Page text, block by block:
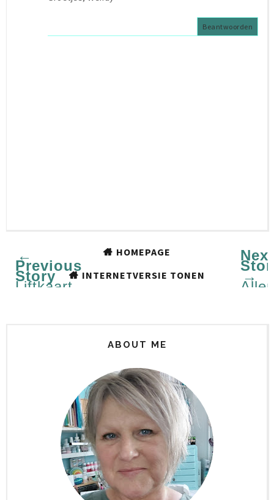
Beantwoorden
←
Previous
Story
Liftkaart
Next
→
HOMEPAGE
INTERNETVERSIE TONEN
ABOUT ME